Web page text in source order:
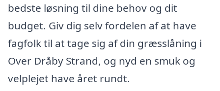
bedste løsning til dine behov og dit
budget. Giv dig selv fordelen af at have
fagfolk til at tage sig af din græsslåning i
Over Dråby Strand, og nyd en smuk og
velplejet have året rundt.